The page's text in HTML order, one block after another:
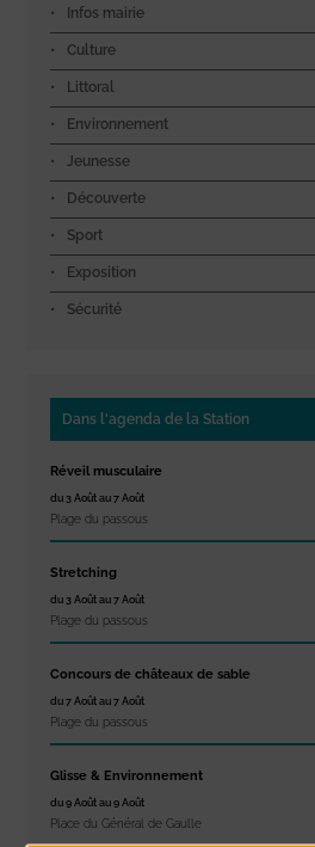
Infos mairie
Culture
Littoral
Environnement
Jeunesse
Découverte
Sport
Exposition
Sécurité
Dans l'agenda de la Station
Réveil musculaire
du 3 Août au 7 Août
Plage du passous
Stretching
du 3 Août au 7 Août
Plage du passous
Concours de châteaux de sable
du 7 Août au 7 Août
Plage du passous
Glisse & Environnement
du 9 Août au 9 Août
Place du Général de Gaulle